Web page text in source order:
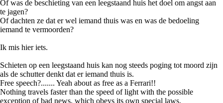
Of was de beschieting van een leegstaand huis het doel om angst aan
te jagen?
Of dachten ze dat er wel iemand thuis was en was de bedoeling
iemand te vermoorden?
Ik mis hier iets.
Schieten op een leegstaand huis kan nog steeds poging tot moord zijn
als de schutter denkt dat er iemand thuis is.
Free speech?....... Yeah about as free as a Ferrari!!
Nothing travels faster than the speed of light with the possible
exception of bad news, which obeys its own special laws.